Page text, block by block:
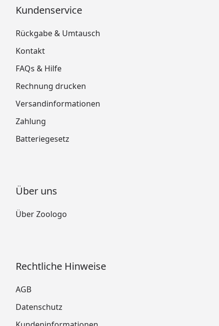
Kundenservice
Rückgabe & Umtausch
Kontakt
FAQs & Hilfe
Rechnung drucken
Versandinformationen
Zahlung
Batteriegesetz
Über uns
Über Zoologo
Rechtliche Hinweise
AGB
Datenschutz